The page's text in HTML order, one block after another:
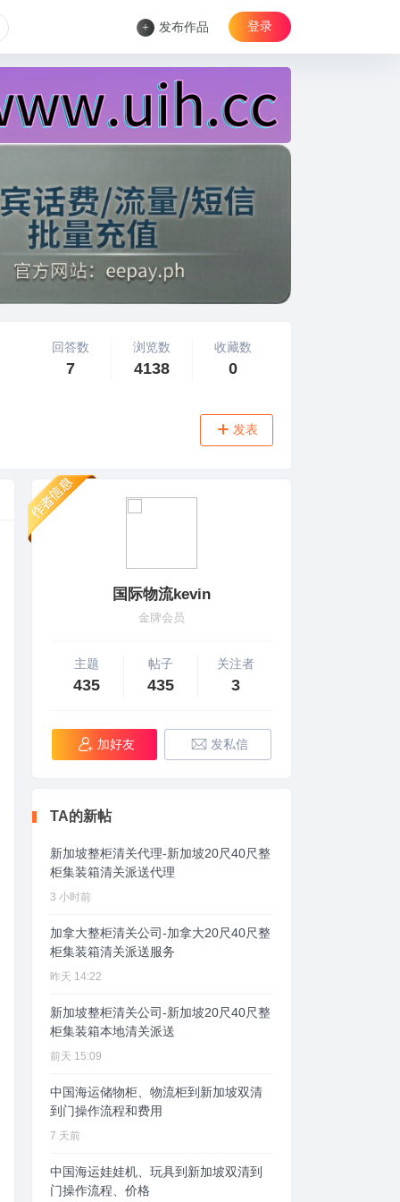
+ 发布作品 登录
回答数
7
浏览数
4138
收藏数
0
发表
国际物流kevin
金牌会员
主题
435
帖子
435
关注者
3
加好友 发私信
TA的新帖
新加坡整柜清关代理-新加坡20尺40尺整
柜集装箱清关派送代理
3 小时前
加拿大整柜清关公司-加拿大20尺40尺整
柜集装箱清关派送服务
昨天 14:22
新加坡整柜清关公司-新加坡20尺40尺整
柜集装箱本地清关派送
前天 15:09
中国海运储物柜、物流柜到新加坡双清
到门操作流程和费用
7 天前
中国海运娃娃机、玩具到新加坡双清到
门操作流程、价格